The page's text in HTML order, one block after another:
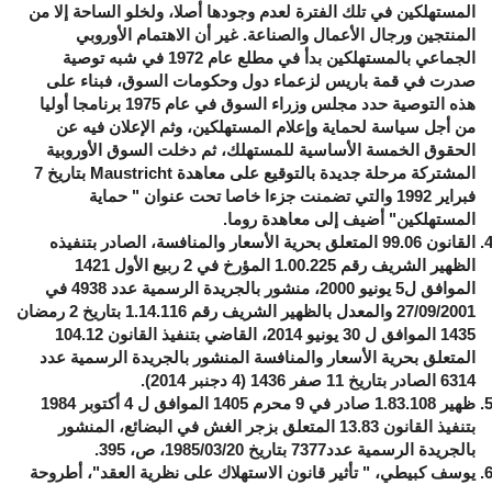
المستهلكين في تلك الفترة لعدم وجودها أصلا، ولخلو الساحة إلا من
المنتجين ورجال الأعمال والصناعة. غير أن الاهتمام الأوروبي
الجماعي بالمستهلكين بدأ في مطلع عام 1972 في شبه توصية
صدرت في قمة باريس لزعماء دول وحكومات السوق، فبناء على
هذه التوصية حدد مجلس وزراء السوق في عام 1975 برنامجا أوليا
من أجل سياسة لحماية وإعلام المستهلكين، وثم الإعلان فيه عن
الحقوق الخمسة الأساسية للمستهلك، ثم دخلت السوق الأوروبية
المشتركة مرحلة جديدة بالتوقيع على معاهدة Maustricht
بتاريخ 7
فبراير 1992 والتي تضمنت جزءا خاصا تحت عنوان " حماية
المستهلكين" أضيف إلى معاهدة روما.
القانون 99.06 المتعلق بحرية الأسعار والمنافسة، الصادر بتنفيذه
الظهير الشريف رقم 1.00.225 المؤرخ في 2 ربيع الأول 1421
الموافق ل5 يونيو 2000، منشور بالجريدة الرسمية عدد 4938 في
27/09/2001 والمعدل بالظهير الشريف رقم 1.14.116 بتاريخ 2 رمضان
1435 الموافق ل 30 يونيو 2014، القاضي بتنفيذ القانون 104.12
المتعلق بحرية الأسعار والمنافسة المنشور بالجريدة الرسمية عدد
6314 الصادر بتاريخ 11 صفر 1436 (4 دجنبر 2014).
ظهير 1.83.108 صادر في 9 محرم 1405 الموافق ل 4 أكتوبر 1984
بتنفيذ القانون 13.83 المتعلق بزجر الغش في البضائع، المنشور
بالجريدة الرسمية عدد7377 بتاريخ 1985/03/20، ص، 395.
يوسف كبيطي، " تأثير قانون الاستهلاك على نظرية العقد"، أطروحة